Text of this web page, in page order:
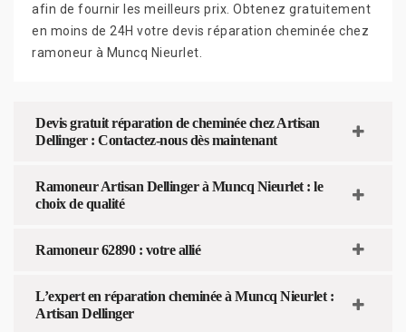
afin de fournir les meilleurs prix. Obtenez gratuitement
en moins de 24H votre devis réparation cheminée chez
ramoneur à Muncq Nieurlet.
Devis gratuit réparation de cheminée chez Artisan
Dellinger : Contactez-nous dès maintenant
Ramoneur Artisan Dellinger à Muncq Nieurlet : le
choix de qualité
Ramoneur 62890 : votre allié
L’expert en réparation cheminée à Muncq Nieurlet :
Artisan Dellinger